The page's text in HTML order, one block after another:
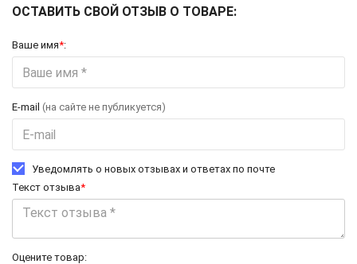
ОСТАВИТЬ СВОЙ ОТЗЫВ О ТОВАРЕ:
Ваше имя*:
E-mail (на сайте не публикуется)
Уведомлять о новых отзывах и ответах по почте
Текст отзыва*
Оцените товар: